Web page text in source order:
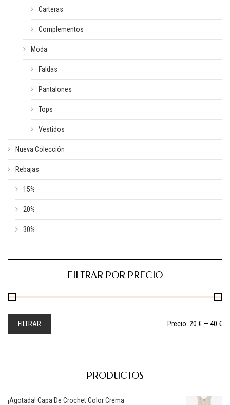
Carteras
Complementos
Moda
Faldas
Pantalones
Tops
Vestidos
Nueva Colección
Rebajas
15%
20%
30%
FILTRAR POR PRECIO
FILTRAR Precio: 20 € — 40 €
PRODUCTOS
¡Agotada! Capa De Crochet Color Crema